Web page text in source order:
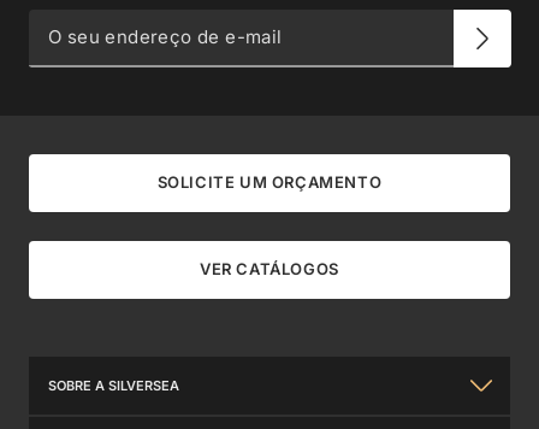
SOLICITE UM ORÇAMENTO
VER CATÁLOGOS
SOBRE A SILVERSEA